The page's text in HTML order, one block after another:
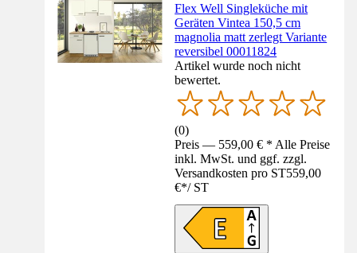
Flex Well Singleküche mit
Geräten Vintea 150,5 cm
magnolia matt zerlegt Variante
reversibel 00011824
Artikel wurde noch nicht
bewertet.
(0)
Preis — 559,00 € * Alle Preise
inkl. MwSt. und ggf. zzgl.
Versandkosten pro ST559,00
€*/ ST